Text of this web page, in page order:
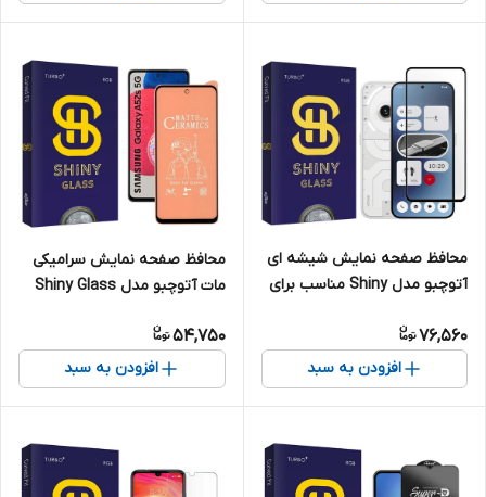
محافظ صفحه نمایش شیشه ای
آتوچبو مدل Shiny مناسب برای
Nothing Phone 2a
76,560
افزودن به سبد
محافظ صفحه نمایش سرامیکی
مات آتوچبو مدل Shiny Glass
سامسونگ galaxy A52S
54,750
افزودن به سبد